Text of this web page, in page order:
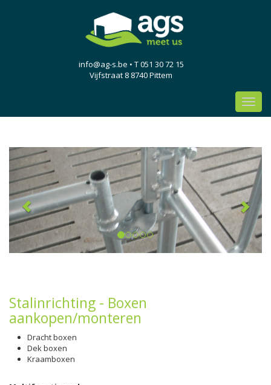
info@ag-s.be • T 051 30 72 15
Vijfstraat 8 8740 Pittem
Stalinrichting - Boxen
aankopen/monteren
Dracht boxen
Dek boxen
Kraamboxen